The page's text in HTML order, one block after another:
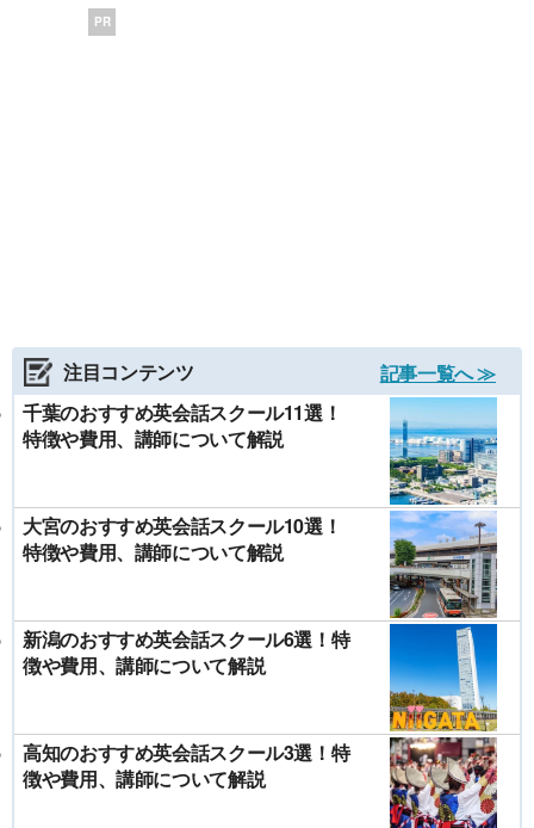
PR
注目コンテンツ
記事一覧へ ≫
千葉のおすすめ英会話スクール11選！
特徴や費用、講師について解説
大宮のおすすめ英会話スクール10選！
特徴や費用、講師について解説
新潟のおすすめ英会話スクール6選！特
徴や費用、講師について解説
高知のおすすめ英会話スクール3選！特
徴や費用、講師について解説